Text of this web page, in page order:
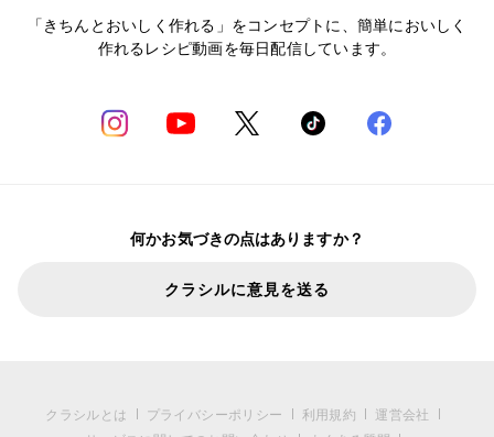
「きちんとおいしく作れる」をコンセプトに、簡単においしく
作れるレシピ動画を毎日配信しています。
何かお気づきの点はありますか？
クラシルに意見を送る
クラシルとは プライバシーポリシー 利用規約
運営会社